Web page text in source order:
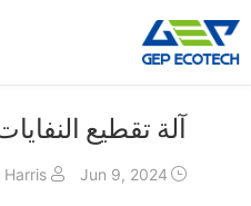
آلة التقطيع
تقطيع رمح مزدوج
آلة تقطيع
Jun 9, 2024
Harris